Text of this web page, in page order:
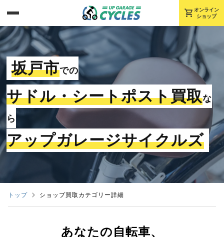
shopping_cart オンライン
ショップ
坂戸市での
サドル・シートポスト買取な
ら
アップガレージサイクルズ
トップ ショップ買取カテゴリー詳細
あなたの自転車、